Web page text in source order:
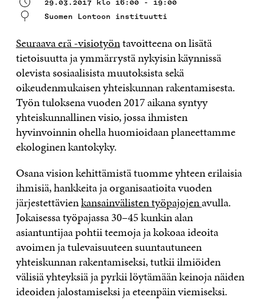
29.03.2017 klo 16:00 - 19:00
Suomen Lontoon instituutti
Seuraava erä -visiotyöntavoitteena on lisätä
tietoisuutta ja ymmärrystä nykyisin käynnissä
olevista sosiaalisista muutoksista sekä
oikeudenmukaisen yhteiskunnan rakentamisesta.
Työn tuloksena vuoden 2017 aikana syntyy
yhteiskunnallinen visio, jossa ihmisten
hyvinvoinnin ohella huomioidaan planeettamme
ekologinen kantokyky.
Osana vision kehittämistä tuomme yhteen erilaisia
ihmisiä, hankkeita ja organisaatioita vuoden
järjestettävienkansainvälisten työpajojenavulla.
Jokaisessa työpajassa 30–45 kunkin alan
asiantuntijaa pohtii teemoja ja kokoaa ideoita
avoimen ja tulevaisuuteen suuntautuneen
yhteiskunnan rakentamiseksi, tutkii ilmiöiden
välisiä yhteyksiä ja pyrkii löytämään keinoja näiden
ideoiden jalostamiseksi ja eteenpäin viemiseksi.